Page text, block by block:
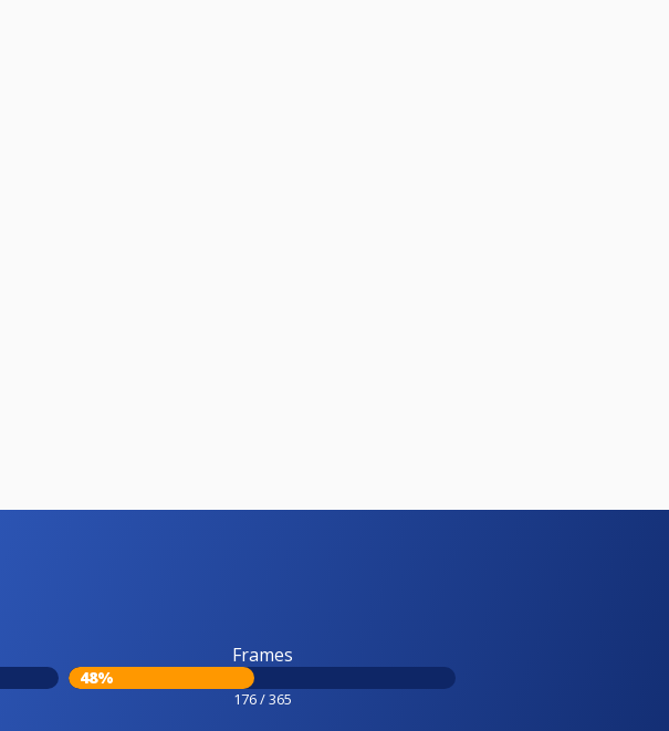
Frames
48%
176 / 365